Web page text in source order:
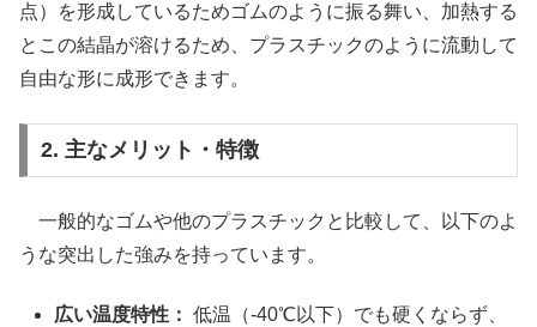
点）を形成しているためゴムのように振る舞い、加熱する
とこの結晶が溶けるため、プラスチックのように流動して
自由な形に成形できます。
2. 主なメリット・特徴
一般的なゴムや他のプラスチックと比較して、以下のよ
うな突出した強みを持っています。
広い温度特性： 低温（-40℃以下）でも硬くならず、